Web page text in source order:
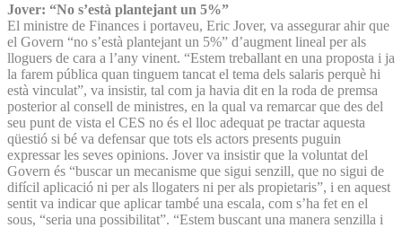
Jover: “No s’està plantejant un 5%”
El ministre de Finances i portaveu, Eric Jover, va assegurar ahir que
el Govern “no s’està plantejant un 5%” d’augment lineal per als
lloguers de cara a l’any vinent. “Estem treballant en una proposta i ja
la farem pública quan tinguem tancat el tema dels salaris perquè hi
està vinculat”, va insistir, tal com ja havia dit en la roda de premsa
posterior al consell de ministres, en la qual va remarcar que des del
seu punt de vista el CES no és el lloc adequat pe tractar aquesta
qüestió si bé va defensar que tots els actors presents puguin
expressar les seves opinions. Jover va insistir que la voluntat del
Govern és “buscar un mecanisme que sigui senzill, que no sigui de
difícil aplicació ni per als llogaters ni per als propietaris”, i en aquest
sentit va indicar que aplicar també una escala, com s’ha fet en el
sous, “seria una possibilitat”. “Estem buscant una manera senzilla i